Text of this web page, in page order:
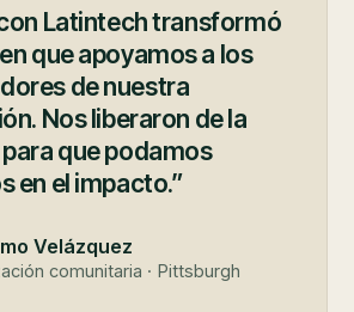
Latintech transformó
que apoyamos a los
de nuestra
Nos liberaron de la
que podamos
en el impacto.”
Velázquez
comunitaria · Pittsburgh